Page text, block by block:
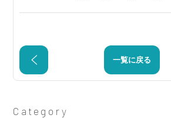
〈新型
関連〉
一覧に戻る
Category